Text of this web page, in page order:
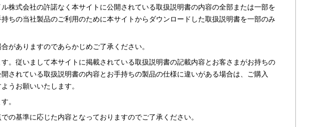
株式会社の許諾なく本サイトに公開されている取扱説明書の内容の全部または一部を
ちの当社製品のご利用のために本サイトからダウンロードした取扱説明書を一部のみ
がありますのであらかじめご了承ください。
。従いまして本サイトに掲載されている取扱説明書の記載内容とお客さまがお持ちの
されている取扱説明書の内容とお手持ちの製品の仕様に違いがある場合は、ご購入
うお願いいたします。
。
の基準に応じた内容となっておりますのでご了承ください。